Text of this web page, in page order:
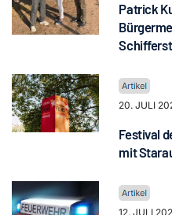
Patrick
20. JULI
Festival
mit
12. JULI